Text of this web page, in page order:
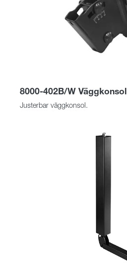
8000-402B/W Väggkonsol
Justerbar väggkonsol.